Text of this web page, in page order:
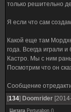
только решительно
Я если что сам
Какой еще там
года. Всегда играли
Кастро. Мы с ним
Посмотрим что он
Сообщение
[134] Doomrider
Цитата Perturabon ()